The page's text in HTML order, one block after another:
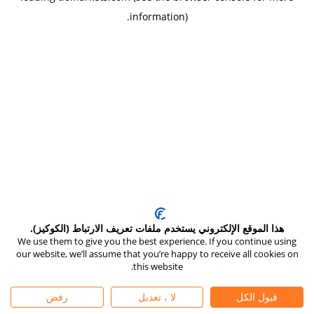
information)
.
هذا الموقع الإلكتروني يستخدم ملفات تعريف الارتباط (الكوكيز).
We use them to give you the best experience. If you continue using
our website, we’ll assume that you’re happy to receive all cookies on
this website.
قبول الكل لا ، تعديل رفض